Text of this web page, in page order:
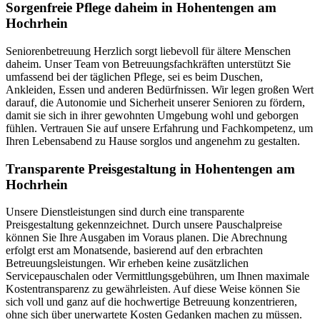
Sorgenfreie Pflege daheim in Hohentengen am
Hochrhein
Seniorenbetreuung Herzlich sorgt liebevoll für ältere Menschen
daheim. Unser Team von Betreuungsfachkräften unterstützt Sie
umfassend bei der täglichen Pflege, sei es beim Duschen,
Ankleiden, Essen und anderen Bedürfnissen. Wir legen großen Wert
darauf, die Autonomie und Sicherheit unserer Senioren zu fördern,
damit sie sich in ihrer gewohnten Umgebung wohl und geborgen
fühlen. Vertrauen Sie auf unsere Erfahrung und Fachkompetenz, um
Ihren Lebensabend zu Hause sorglos und angenehm zu gestalten.
Transparente Preisgestaltung in Hohentengen am
Hochrhein
Unsere Dienstleistungen sind durch eine transparente
Preisgestaltung gekennzeichnet. Durch unsere Pauschalpreise
können Sie Ihre Ausgaben im Voraus planen. Die Abrechnung
erfolgt erst am Monatsende, basierend auf den erbrachten
Betreuungsleistungen. Wir erheben keine zusätzlichen
Servicepauschalen oder Vermittlungsgebühren, um Ihnen maximale
Kostentransparenz zu gewährleisten. Auf diese Weise können Sie
sich voll und ganz auf die hochwertige Betreuung konzentrieren,
ohne sich über unerwartete Kosten Gedanken machen zu müssen.